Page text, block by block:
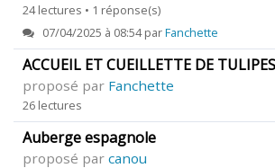
24 lectures • 1 réponse(s)
07/04/2025 à 08:54 parFanchette
ACCUEIL ET CUEILLETTE DE TULIPES
proposé par Fanchette
26 lectures
Auberge espagnole
proposé par canou